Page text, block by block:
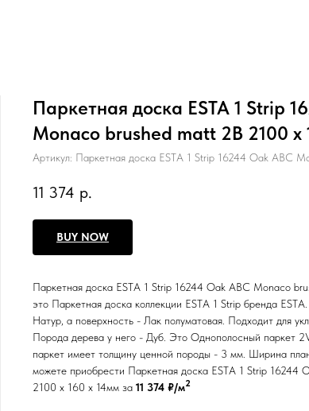
Паркетная доска ESTA 1 Strip
Monaco brushed matt 2B 2100 x
Артикул: Паркетная доска ESTA 1 Strip 16244 Oak ABC
11 374 р.
BUY NOW
Паркетная доска ESTA 1 Strip 16244 Oak ABC Monaco
это Паркетная доска коллекции ESTA 1 Strip бренда
Натур, а поверхность - Лак полуматовая. Подходит для
Порода дерева у него - Дуб. Это Однополосный паркет
паркет имеет толщину ценной породы - 3 мм. Ширина
можете приобрести Паркетная доска ESTA 1 Strip 16244
2100 x 160 x 14мм за 11 374 ₽/м2